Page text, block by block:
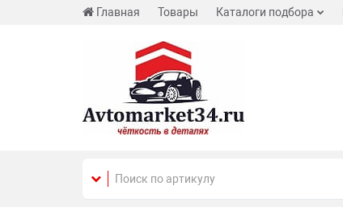
Главная Товары Каталоги подбора